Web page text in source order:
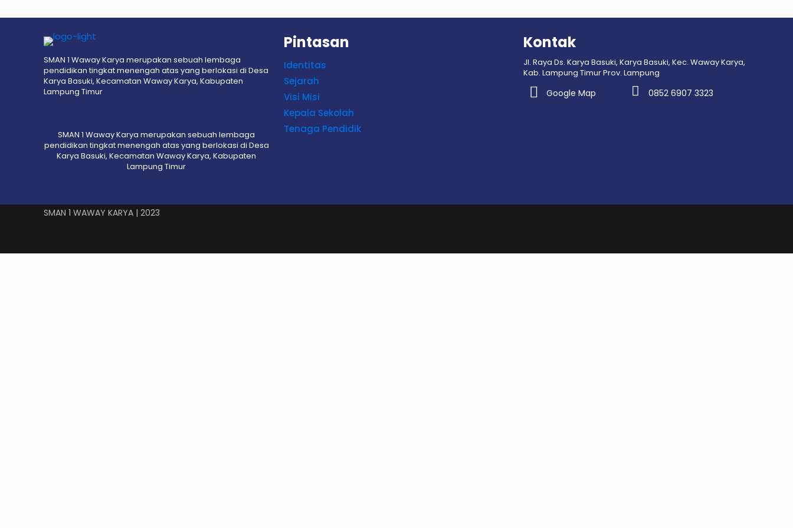
SMAN 1 Waway Karya merupakan sebuah lembaga
pendidikan tingkat menengah atas yang berlokasi di Desa
Karya Basuki, Kecamatan Waway Karya, Kabupaten
Lampung Timur
SMAN 1 Waway Karya merupakan sebuah lembaga
pendidikan tingkat menengah atas yang berlokasi di Desa
Karya Basuki, Kecamatan Waway Karya, Kabupaten
Lampung Timur
Pintasan
Identitas
Sejarah
Visi Misi
Kepala Sekolah
Tenaga Pendidik
Kontak
Jl. Raya Ds. Karya Basuki, Karya Basuki, Kec. Waway Karya,
Kab. Lampung Timur Prov. Lampung
Google Map 0852 6907 3323
SMAN 1 WAWAY KARYA | 2023